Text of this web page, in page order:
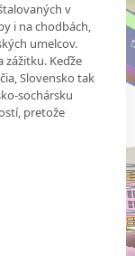
v
i na chodbách,
umelcov.
Keďže
Slovensko tak
sochársku
pretože